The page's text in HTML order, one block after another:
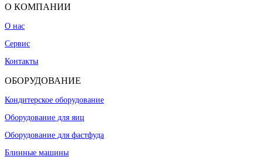
О КОМПАНИИ
О нас
Сервис
Контакты
ОБОРУДОВАНИЕ
Кондитерское оборудование
Оборудование для яиц
Оборудование для фастфуда
Блинные машины